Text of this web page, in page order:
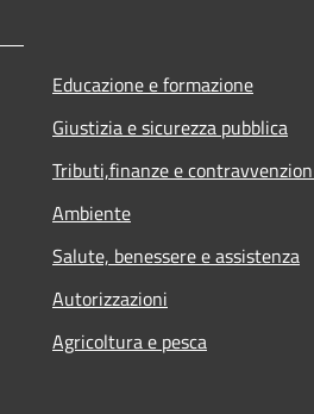
Educazione e formazione
Giustizia e sicurezza pubblica
Tributi,finanze e
Ambiente
Salute, benessere e assistenza
Autorizzazioni
Agricoltura e pesca